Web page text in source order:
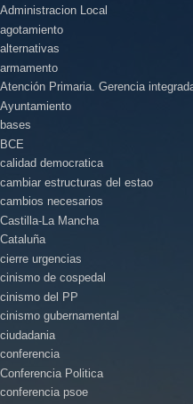
Administracion Local
agotamiento
alternativas
armamento
Atención Primaria. Gerencia
Ayuntamiento
bases
BCE
calidad democratica
cambiar estructuras del estao
cambios necesarios
Castilla-La Mancha
Cataluña
cierre urgencias
cinismo de cospedal
cinismo del PP
cinismo gubernamental
ciudadania
conferencia
Conferencia Politica
conferencia psoe